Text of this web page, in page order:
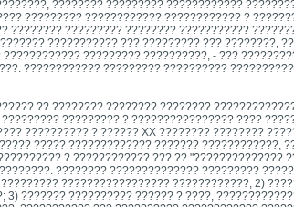
???????? ????????? ????????????
????????? ???????????? ???????????? ?
????????? ???????? ???????????
??????????? ??? ????????? ??? ????????,
????????? ??????????, - ???
???????????? ????????? ??????????
?? ???????? ???????? ????????
????????? ? ???????????????? ????
?????????? ? ?????? XX ???????? ????????
????? ????????????? ??????? ????????????,
? ???????????? ??? ?? "??????????????
???????? ?????????????? ?????????
????????????????? ????????????; 2)
??????? ?????????? ?????? ? ????,